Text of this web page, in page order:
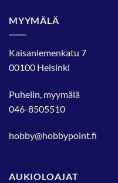
MYYMÄLÄ
Kaisaniemenkatu 7
00100 Helsinki
Puhelin, myymälä
046-8505510
hobby@hobbypoint.fi
AUKIOLOAJAT